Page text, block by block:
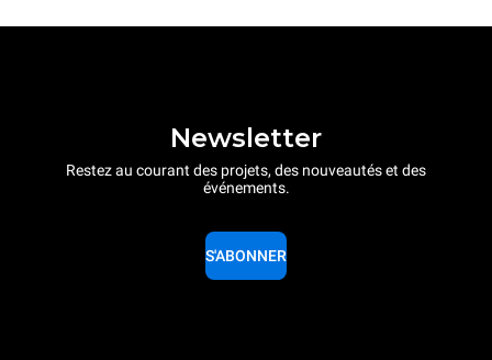
Newsletter
Restez au courant des projets, des nouveautés et des
événements.
S'ABONNER